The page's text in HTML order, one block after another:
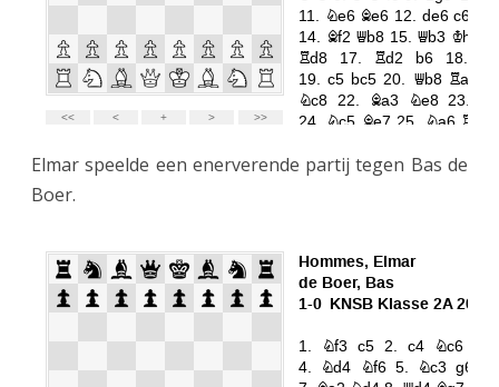
Elmar speelde een enerverende partij tegen Bas de
Boer.